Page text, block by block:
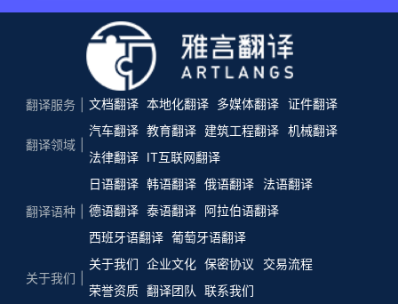
翻译服务 文档翻译 本地化翻译 多媒体翻译 证件翻译
翻译领域
汽车翻译 教育翻译 建筑工程翻译 机械翻译
法律翻译
IT互联网翻译
翻译语种
日语翻译 韩语翻译 俄语翻译
法语翻译
德语翻译 泰语翻译 阿拉伯语翻译
西班牙语翻译 葡萄牙语翻译
关于我们
关于我们 企业文化 保密协议
交易流程
荣誉资质 翻译团队
联系我们